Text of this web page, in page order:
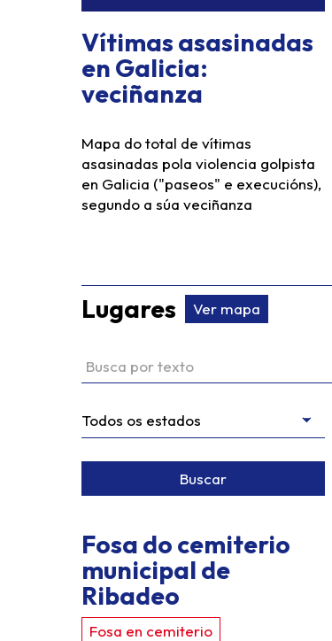
Vítimas asasinadas
en Galicia:
veciñanza
Mapa do total de vítimas
asasinadas pola violencia golpista
en Galicia ("paseos" e execucións),
segundo a súa veciñanza
Lugares Ver mapa
Buscar
Fosa do cemiterio
municipal de
Ribadeo
Fosa en cemiterio